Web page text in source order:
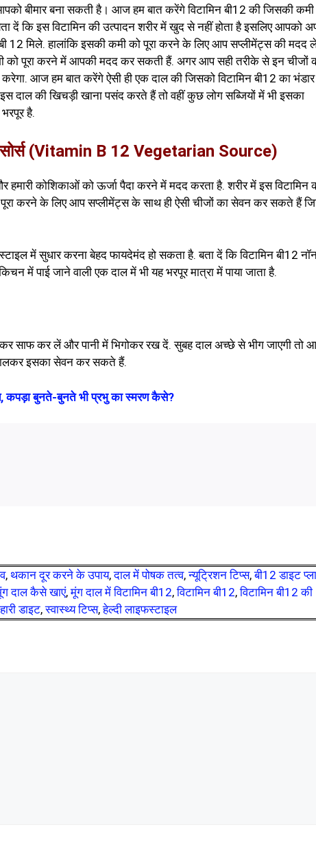
बीमार बना सकती है। आज हम बात करेंगे विटामिन बी12 की जिसकी
कि इस विटामिन की उत्पादन शरीर में खुद से नहीं होता है इसलिए आपको
12 मिले. हालांकि इसकी कमी को पूरा करने के लिए आप सप्लीमेंट्स की मदद
पूरा करने में आपकी मदद कर सकती हैं. अगर आप सही तरीके से इन चीजों
आज हम बात करेंगे ऐसी ही एक दाल की जिसको विटामिन बी12 का भंडार
की खिचड़ी खाना पसंद करते हैं तो वहीं कुछ लोग सब्जियों में भी इसका
है.
सोर्स (Vitamin B 12 Vegetarian Source)
हमारी कोशिकाओं को ऊर्जा पैदा करने में मदद करता है. शरीर में इस विटामिन
करने के लिए आप सप्लीमेंट्स के साथ ही ऐसी चीजों का सेवन कर सकते हैं
में सुधार करना बेहद फायदेमंद हो सकता है. बता दें कि विटामिन बी12
में पाई जाने वाली एक दाल में भी यह भरपूर मात्रा में पाया जाता है.
साफ कर लें और पानी में भिगोकर रख दें. सुबह दाल अच्छे से भीग जाएगी तो
इसका सेवन कर सकते हैं.
कपड़ा बुनते-बुनते भी प्रभु का स्मरण कैसे?
, थकान दूर करने के उपाय,दाल में पोषक तत्व,न्यूट्रिशन टिप्स,बी12 डाइट
दाल कैसे खाएं,मूंग दाल में विटामिन बी12,विटामिन बी12,विटामिन बी12 की
डाइट,स्वास्थ्य टिप्स,हेल्दी लाइफस्टाइल